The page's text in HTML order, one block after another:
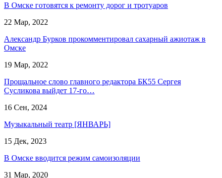
В Омске готовятся к ремонту дорог и тротуаров
22 Мар, 2022
Александр Бурков прокомментировал сахарный ажиотаж в
Омске
19 Мар, 2022
Прощальное слово главного редактора БК55 Сергея
Сусликова выйдет 17-го…
16 Сен, 2024
Музыкальный театр [ЯНВАРЬ]
15 Дек, 2023
В Омске вводится режим самоизоляции
31 Мар, 2020